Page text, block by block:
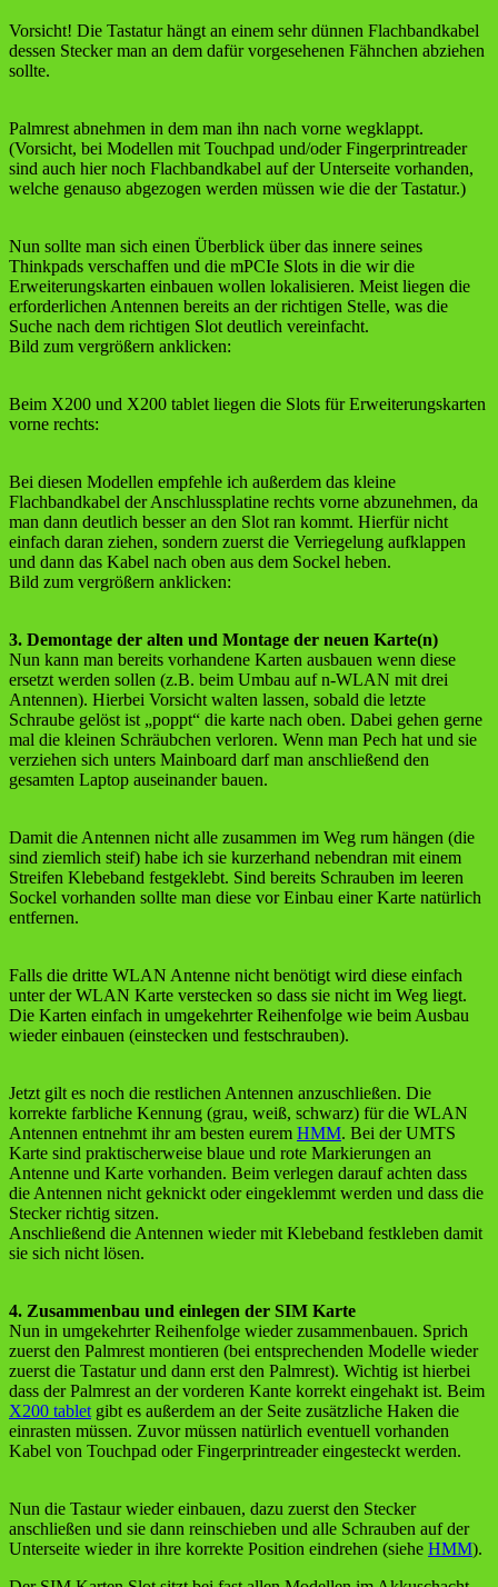
Vorsicht! Die Tastatur hängt an einem sehr dünnen Flachbandkabel
dessen Stecker man an dem dafür vorgesehenen Fähnchen abziehen
sollte.
Palmrest abnehmen in dem man ihn nach vorne wegklappt.
(Vorsicht, bei Modellen mit Touchpad und/oder Fingerprintreader
sind auch hier noch Flachbandkabel auf der Unterseite vorhanden,
welche genauso abgezogen werden müssen wie die der Tastatur.)
Nun sollte man sich einen Überblick über das innere seines
Thinkpads verschaffen und die mPCIe Slots in die wir die
Erweiterungskarten einbauen wollen lokalisieren. Meist liegen die
erforderlichen Antennen bereits an der richtigen Stelle, was die
Suche nach dem richtigen Slot deutlich vereinfacht.
Bild zum vergrößern anklicken:
Beim X200 und X200 tablet liegen die Slots für Erweiterungskarten
vorne rechts:
Bei diesen Modellen empfehle ich außerdem das kleine
Flachbandkabel der Anschlussplatine rechts vorne abzunehmen, da
man dann deutlich besser an den Slot ran kommt. Hierfür nicht
einfach daran ziehen, sondern zuerst die Verriegelung aufklappen
und dann das Kabel nach oben aus dem Sockel heben.
Bild zum vergrößern anklicken:
3. Demontage der alten und Montage der neuen Karte(n)
Nun kann man bereits vorhandene Karten ausbauen wenn diese
ersetzt werden sollen (z.B. beim Umbau auf n-WLAN mit drei
Antennen). Hierbei Vorsicht walten lassen, sobald die letzte
Schraube gelöst ist „poppt“ die karte nach oben. Dabei gehen gerne
mal die kleinen Schräubchen verloren. Wenn man Pech hat und sie
verziehen sich unters Mainboard darf man anschließend den
gesamten Laptop auseinander bauen.
Damit die Antennen nicht alle zusammen im Weg rum hängen (die
sind ziemlich steif) habe ich sie kurzerhand nebendran mit einem
Streifen Klebeband festgeklebt. Sind bereits Schrauben im leeren
Sockel vorhanden sollte man diese vor Einbau einer Karte natürlich
entfernen.
Falls die dritte WLAN Antenne nicht benötigt wird diese einfach
unter der WLAN Karte verstecken so dass sie nicht im Weg liegt.
Die Karten einfach in umgekehrter Reihenfolge wie beim Ausbau
wieder einbauen (einstecken und festschrauben).
Jetzt gilt es noch die restlichen Antennen anzuschließen. Die
korrekte farbliche Kennung (grau, weiß, schwarz) für die WLAN
Antennen entnehmt ihr am besten eurem HMM. Bei der UMTS
Karte sind praktischerweise blaue und rote Markierungen an
Antenne und Karte vorhanden. Beim verlegen darauf achten dass
die Antennen nicht geknickt oder eingeklemmt werden und dass die
Stecker richtig sitzen.
Anschließend die Antennen wieder mit Klebeband festkleben damit
sie sich nicht lösen.
4. Zusammenbau und einlegen der SIM Karte
Nun in umgekehrter Reihenfolge wieder zusammenbauen. Sprich
zuerst den Palmrest montieren (bei entsprechenden Modelle wieder
zuerst die Tastatur und dann erst den Palmrest). Wichtig ist hierbei
dass der Palmrest an der vorderen Kante korrekt eingehakt ist. Beim
X200 tablet gibt es außerdem an der Seite zusätzliche Haken die
einrasten müssen. Zuvor müssen natürlich eventuell vorhanden
Kabel von Touchpad oder Fingerprintreader eingesteckt werden.
Nun die Tastaur wieder einbauen, dazu zuerst den Stecker
anschließen und sie dann reinschieben und alle Schrauben auf der
Unterseite wieder in ihre korrekte Position eindrehen (siehe HMM).